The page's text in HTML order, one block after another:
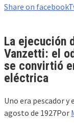
Share on facebook
La ejecución
Vanzetti: el
se convirtió
eléctrica
Uno era pescador
agosto de 1927Por